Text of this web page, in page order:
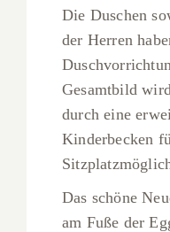
Die Duschen
der Herren
Gesamtbild
durch eine
Kinderbecken
Das schöne
am Fuße der